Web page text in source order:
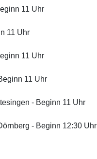
11 Uhr
11 Uhr
11 Uhr
11 Uhr
- Beginn 11 Uhr
- Beginn 12:30 Uhr